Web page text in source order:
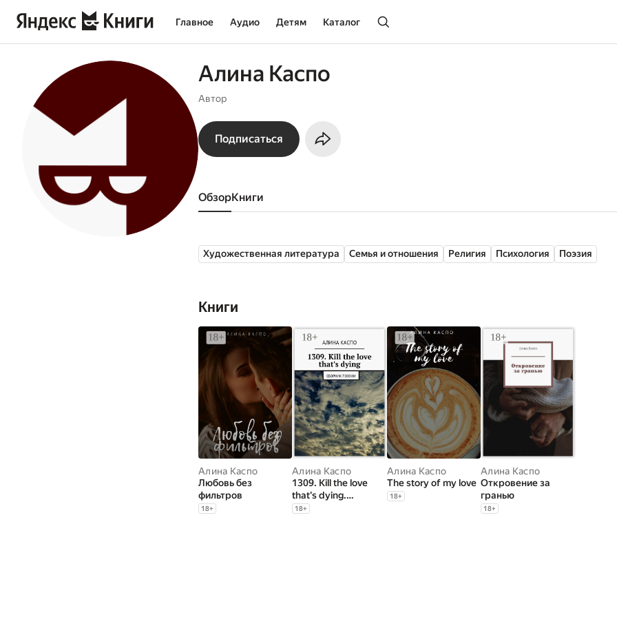
Главное Аудио Детям Каталог
Алина Каспо
Автор
Подписаться
Обзор книги
Художественная литература Семья и отношения Религия Психология Поэзия
Книги
Алина Каспо
Любовь без
фильтров
18+
Алина Каспо
1309. Kill the love
that's dying.
Сборник поэзии
18+
Алина Каспо
The story of my love
18+
Алина Каспо
Откровение за
гранью
18+